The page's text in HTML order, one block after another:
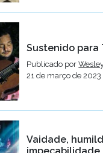
Sustenido para
Publicado por
21 de março de 2023
Vaidade,